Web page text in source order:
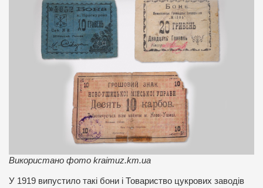
Використано фото kraimuz.km.ua
У 1919 випустило такі бони і Товариство цукрових заводів